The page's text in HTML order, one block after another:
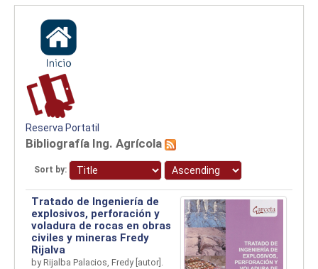
Reserva Portatil
Bibliografía Ing. Agrícola
Sort by:
Tratado de Ingeniería de
explosivos, perforación y
voladura de rocas en obras
civiles y mineras Fredy
Rijalva
by Rijalba Palacios, Fredy [autor] .